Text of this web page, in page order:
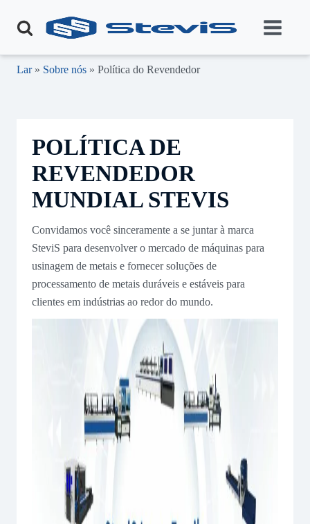
Lar» Sobre nós » Política do Revendedor
POLÍTICA DE
REVENDEDOR
MUNDIAL STEVIS
Convidamos você sinceramente a se juntar à marca
SteviS para desenvolver o mercado de máquinas para
usinagem de metais e fornecer soluções de
processamento de metais duráveis e estáveis para
clientes em indústrias ao redor do mundo.